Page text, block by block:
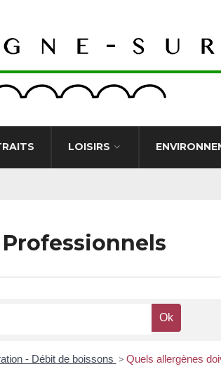
LOISIRS
Professionnels
- Débit de boissons > Quels allergènes